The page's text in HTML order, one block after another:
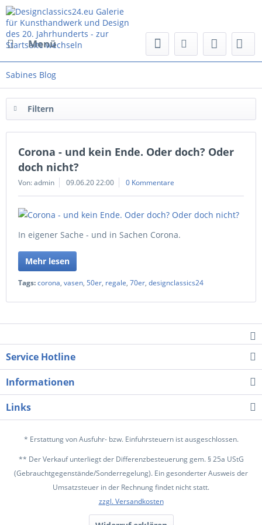
Menü
Sabines Blog
Filtern
Corona - und kein Ende. Oder doch? Oder
doch nicht?
Von: admin 09.06.20 22:00 0 Kommentare
In eigener Sache - und in Sachen Corona.
Mehr lesen
Tags:corona, vasen, 50er, regale, 70er, designclassics24
Service Hotline
Informationen
Links
* Erstattung von Ausfuhr- bzw. Einfuhrsteuern ist ausgeschlossen.
** Der Verkauf unterliegt der Differenzbesteuerung gem. § 25a UStG
(Gebrauchtgegenstände/Sonderregelung). Ein gesonderter Ausweis der
Umsatzsteuer in der Rechnung findet nicht statt.
zzgl. Versandkosten